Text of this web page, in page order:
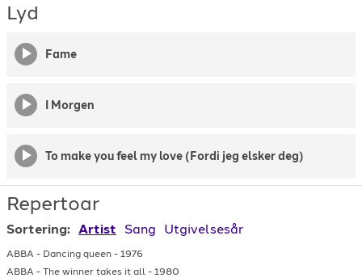
Lyd
Fame
I Morgen
To make you feel my love (Fordi jeg elsker deg)
Repertoar
Sortering: Artist Sang Utgivelsesår
ABBA - Dancing queen - 1976
ABBA - The winner takes it all - 1980